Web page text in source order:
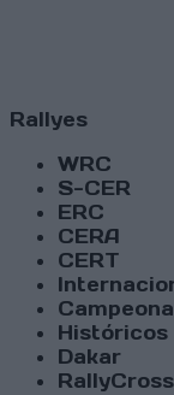
Rallyes
WRC
S-CER
ERC
CERA
CERT
Históricos
Dakar
RallyCross